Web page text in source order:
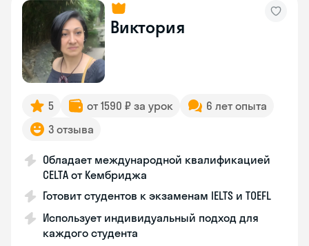
Виктория
5 от 1590 ₽ за урок
6 лет опыта
3 отзыва
Обладает международной квалификацией
CELTA от Кембриджа
Готовит студентов к экзаменам IELTS и TOEFL
Использует индивидуальный подход для
каждого студента